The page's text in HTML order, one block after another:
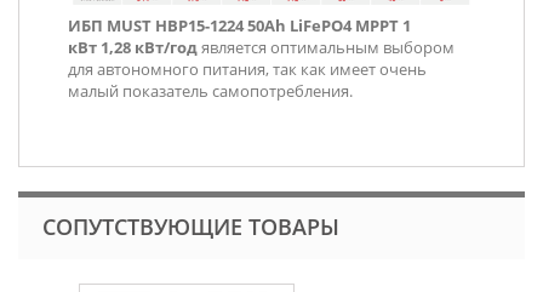
ИБП MUST НВР15-1224 50Ah LiFePО4 MPPT 1
кВт 1,28 кВт/годявляется оптимальным выбором
для автономного питания, так как имеет очень
малый показатель самопотребления.
СОПУТСТВУЮЩИЕ ТОВАРЫ